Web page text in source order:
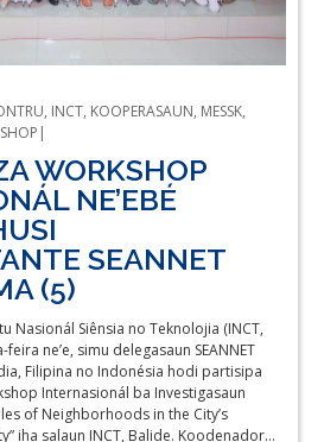
, INCT, KOOPERASAUN, MESSK,
WORKSHOP
NE’EBÉ
SEANNET
(5)
Nasionál Siênsia no Teknolojia (INCT,
ne’e, simu delegasaun SEANNET
Filipina no Indonésia hodi partisipa
Internasionál ba Investigasaun
of Neighborhoods in the City’s
iha salaun INCT, Balide. Koodenador…